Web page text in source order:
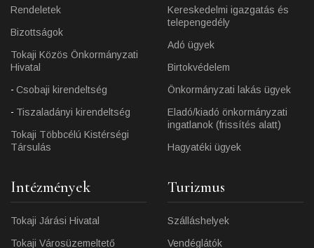
Rendeletek
Bizottságok
Tokaji Közös Önkormányzati
Hivatal
Csobaji kirendeltség
Tiszaladányi kirendeltség
Tokaji Többcélú Kistérségi
Társulás
Kereskedelmi igazgatás és
telepengedély
Adó ügyek
Birtokvédelem
Önkormányzati lakás ügyek
Eladó/kiadó önkormányzati
ingatlanok (frissítés alatt)
Hagyatéki ügyek
Intézmények
Tokaji Járási Hivatal
Tokaji Városüzemeltető
Turizmus
Szálláshelyek
Vendéglátók